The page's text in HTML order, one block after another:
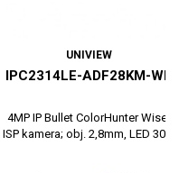
UNIVIEW
IPC2314LE-ADF28KM-WP
4MP IP Bullet ColorHunter Wise-
ISP kamera; obj. 2,8mm, LED 30m